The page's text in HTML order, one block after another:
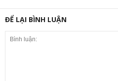
ĐỂ LẠI BÌNH LUẬN